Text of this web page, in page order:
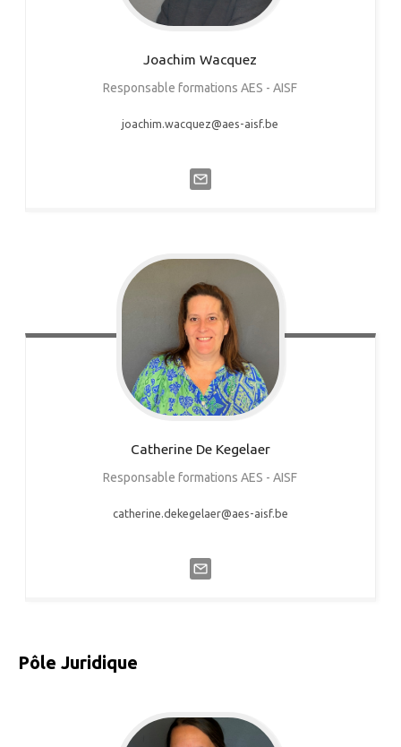
Joachim Wacquez
Responsable formations AES - AISF
joachim.wacquez@aes-aisf.be
Catherine De Kegelaer
Responsable formations AES - AISF
catherine.dekegelaer@aes-aisf.be
Pôle Juridique